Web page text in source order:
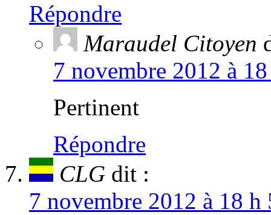
Répondre
Maraudel Citoyen
7 novembre 2012 à
Pertinent
Répondre
CLG dit :
7 novembre 2012 à 18